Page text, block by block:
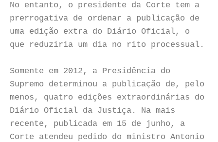
No entanto, o presidente da Corte tem a
prerrogativa de ordenar a publicação de
uma edição extra do Diário Oficial, o
que reduziria um dia no rito processual.
Somente em 2012, a Presidência do
Supremo determinou a publicação de, pelo
menos, quatro edições extraordinárias do
Diário Oficial da Justiça. Na mais
recente, publicada em 15 de junho, a
Corte atendeu pedido do ministro Antonio